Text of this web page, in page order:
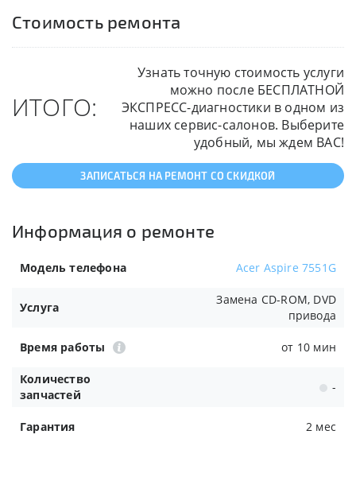
Стоимость ремонта
ИТОГО:
Узнать точную стоимость услуги
можно после БЕСПЛАТНОЙ
ЭКСПРЕСС-диагностики в одном из
наших сервис-салонов. Выберите
удобный, мы ждем ВАС!
ЗАПИСАТЬСЯ НА РЕМОНТ СО СКИДКОЙ
Информация о ремонте
Модель телефона Acer Aspire 7551G
Услуга
Замена CD-ROM, DVD
привода
Время работы от 10 мин
Количество
запчастей
-
Гарантия 2 мес